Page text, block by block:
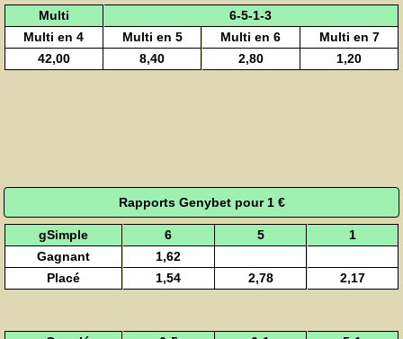
Multi
6-5-1-3
Multi en 4
Multi en 5 Multi en 6
Multi en 7
42,00
8,40 2,80 1,20
Rapports Genybet pour 1 €
gSimple 6 5
1
Gagnant
1,62
Placé
1,54 2,78 2,17